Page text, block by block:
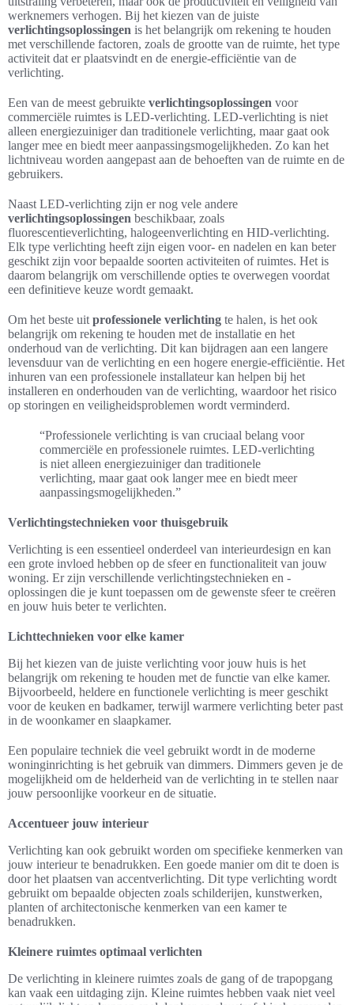
werknemers verhogen. Bij het kiezen van de juiste
verlichtingsoplossingen is het belangrijk om rekening te houden
met verschillende factoren, zoals de grootte van de ruimte, het type
activiteit dat er plaatsvindt en de energie-efficiëntie van de
verlichting.
Een van de meest gebruikte verlichtingsoplossingen voor
commerciële ruimtes is LED-verlichting. LED-verlichting is niet
alleen energiezuiniger dan traditionele verlichting, maar gaat ook
langer mee en biedt meer aanpassingsmogelijkheden. Zo kan het
lichtniveau worden aangepast aan de behoeften van de ruimte en de
gebruikers.
Naast LED-verlichting zijn er nog vele andere
verlichtingsoplossingen beschikbaar, zoals
fluorescentieverlichting, halogeenverlichting en HID-verlichting.
Elk type verlichting heeft zijn eigen voor- en nadelen en kan beter
geschikt zijn voor bepaalde soorten activiteiten of ruimtes. Het is
daarom belangrijk om verschillende opties te overwegen voordat
een definitieve keuze wordt gemaakt.
Om het beste uit professionele verlichting te halen, is het ook
belangrijk om rekening te houden met de installatie en het
onderhoud van de verlichting. Dit kan bijdragen aan een langere
levensduur van de verlichting en een hogere energie-efficiëntie. Het
inhuren van een professionele installateur kan helpen bij het
installeren en onderhouden van de verlichting, waardoor het risico
op storingen en veiligheidsproblemen wordt verminderd.
“Professionele verlichting is van cruciaal belang voor
commerciële en professionele ruimtes. LED-verlichting
is niet alleen energiezuiniger dan traditionele
verlichting, maar gaat ook langer mee en biedt meer
aanpassingsmogelijkheden.”
Verlichtingstechnieken voor thuisgebruik
Verlichting is een essentieel onderdeel van interieurdesign en kan
een grote invloed hebben op de sfeer en functionaliteit van jouw
woning. Er zijn verschillende verlichtingstechnieken en -
oplossingen die je kunt toepassen om de gewenste sfeer te creëren
en jouw huis beter te verlichten.
Lichttechnieken voor elke kamer
Bij het kiezen van de juiste verlichting voor jouw huis is het
belangrijk om rekening te houden met de functie van elke kamer.
Bijvoorbeeld, heldere en functionele verlichting is meer geschikt
voor de keuken en badkamer, terwijl warmere verlichting beter past
in de woonkamer en slaapkamer.
Een populaire techniek die veel gebruikt wordt in de moderne
woninginrichting is het gebruik van dimmers. Dimmers geven je de
mogelijkheid om de helderheid van de verlichting in te stellen naar
jouw persoonlijke voorkeur en de situatie.
Accentueer jouw interieur
Verlichting kan ook gebruikt worden om specifieke kenmerken van
jouw interieur te benadrukken. Een goede manier om dit te doen is
door het plaatsen van accentverlichting. Dit type verlichting wordt
gebruikt om bepaalde objecten zoals schilderijen, kunstwerken,
planten of architectonische kenmerken van een kamer te
benadrukken.
Kleinere ruimtes optimaal verlichten
De verlichting in kleinere ruimtes zoals de gang of de trapopgang
kan vaak een uitdaging zijn. Kleine ruimtes hebben vaak niet veel